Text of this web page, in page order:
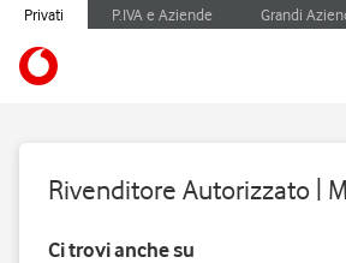
Privati P.IVA e Aziende Grandi
Rivenditore Autorizzato |
Ci trovi anche su